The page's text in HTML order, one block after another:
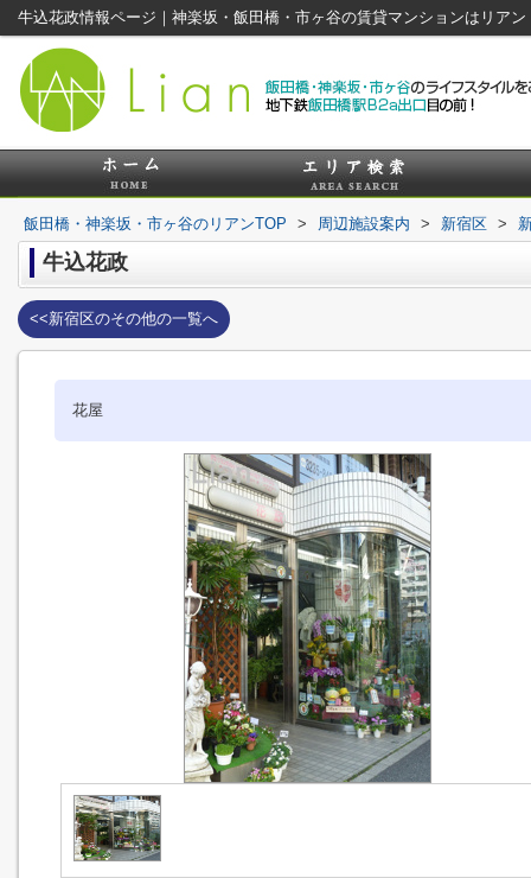
牛込花政情報ページ｜神楽坂・飯田橋・市ヶ谷の賃貸マンションはリアン
飯田橋・神楽坂・市ヶ谷のリアンTOP > 周辺施設案内 > 新宿区 >
牛込花政
<<新宿区のその他の一覧へ
花屋